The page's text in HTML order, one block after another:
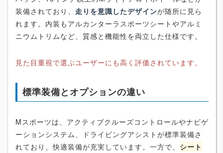
装備されており、 走りを意識したデザインが随所に見ら
れます。内装もアルカンターラスポーツシートやアルミ
ニウムトリムなど、質感と機能性を両立した仕様です。
見た目重視で選ぶユーザーにも高く評価されています。
標準装備とオプションの違い
Mスポーツは、アクティブクルーズコントロールやナビゲ
ーションシステム、ドライビングアシストが標準装備さ
れており、快適装備が充実しています。一方で、 シート